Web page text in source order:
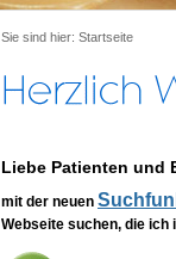
Sie sind hier: Startseite
Liebe Patienten und
mit der neuen
Webseite suchen, die